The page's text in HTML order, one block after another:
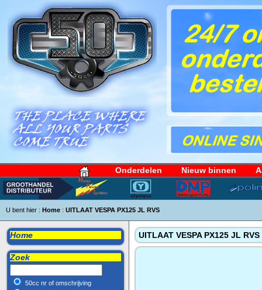
Onderdelen Nieuw binnen
U bent hier : Home : UITLAAT VESPA PX125 JL RVS
Home
Zoek
50cc nr of omschrijving
UITLAAT VESPA PX125 JL RVS